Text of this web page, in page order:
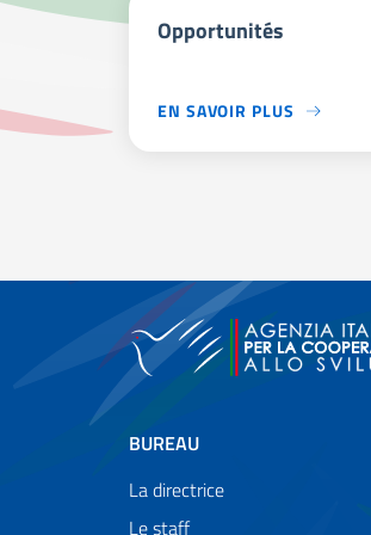
Opportunités
EN SAVOIR PLUS
BUREAU
La directrice
Le staff